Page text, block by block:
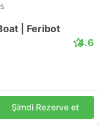
| Feribot
4.6
Şimdi Rezerve et